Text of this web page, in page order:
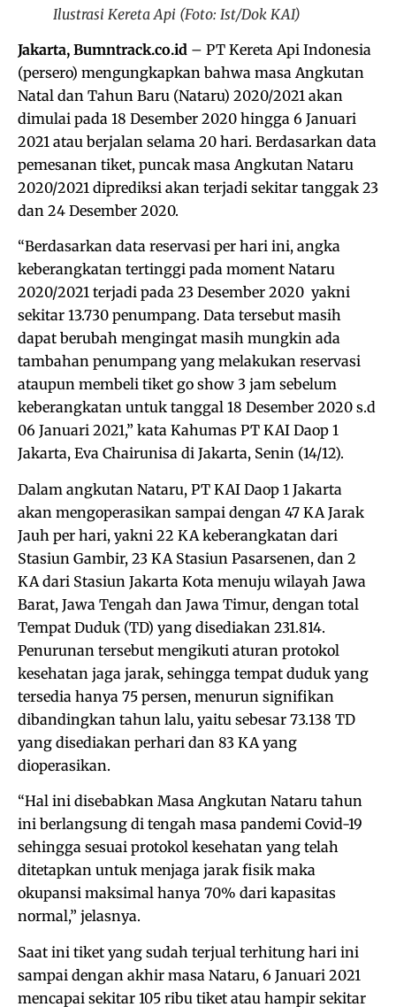
Ilustrasi Kereta Api (Foto: Ist/Dok KAI)
Jakarta, Bumntrack.co.id – PT Kereta Api Indonesia
(persero) mengungkapkan bahwa masa Angkutan
Natal dan Tahun Baru (Nataru) 2020/2021 akan
dimulai pada 18 Desember 2020 hingga 6 Januari
2021 atau berjalan selama 20 hari. Berdasarkan data
pemesanan tiket, puncak masa Angkutan Nataru
2020/2021 diprediksi akan terjadi sekitar tanggak 23
dan 24 Desember 2020.
“Berdasarkan data reservasi per hari ini, angka
keberangkatan tertinggi pada moment Nataru
2020/2021 terjadi pada 23 Desember 2020 yakni
sekitar 13.730 penumpang. Data tersebut masih
dapat berubah mengingat masih mungkin ada
tambahan penumpang yang melakukan reservasi
ataupun membeli tiket go show 3 jam sebelum
keberangkatan untuk tanggal 18 Desember 2020 s.d
06 Januari 2021,” kata Kahumas PT KAI Daop 1
Jakarta, Eva Chairunisa di Jakarta, Senin (14/12).
Dalam angkutan Nataru, PT KAI Daop 1 Jakarta
akan mengoperasikan sampai dengan 47 KA Jarak
Jauh per hari, yakni 22 KA keberangkatan dari
Stasiun Gambir, 23 KA Stasiun Pasarsenen, dan 2
KA dari Stasiun Jakarta Kota menuju wilayah Jawa
Barat, Jawa Tengah dan Jawa Timur, dengan total
Tempat Duduk (TD) yang disediakan 231.814.
Penurunan tersebut mengikuti aturan protokol
kesehatan jaga jarak, sehingga tempat duduk yang
tersedia hanya 75 persen, menurun signifikan
dibandingkan tahun lalu, yaitu sebesar 73.138 TD
yang disediakan perhari dan 83 KA yang
dioperasikan.
“Hal ini disebabkan Masa Angkutan Nataru tahun
ini berlangsung di tengah masa pandemi Covid-19
sehingga sesuai protokol kesehatan yang telah
ditetapkan untuk menjaga jarak fisik maka
okupansi maksimal hanya 70% dari kapasitas
normal,” jelasnya.
Saat ini tiket yang sudah terjual terhitung hari ini
sampai dengan akhir masa Nataru, 6 Januari 2021
mencapai sekitar 105 ribu tiket atau hampir sekitar